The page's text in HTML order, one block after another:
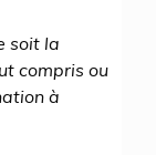
soit la
compris ou
à